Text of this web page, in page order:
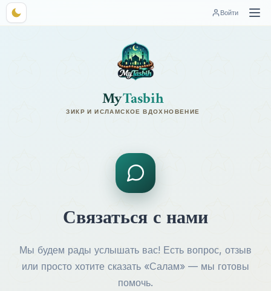
Войти
MyTasbih
ЗИКР И ИСЛАМСКОЕ ВДОХНОВЕНИЕ
Связаться с нами
Мы будем рады услышать вас! Есть вопрос, отзыв
или просто хотите сказать «Салам» — мы готовы
помочь.